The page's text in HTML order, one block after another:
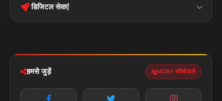
Privacy Policy
पॉलिटिकल झारखण्ड
डिजिटल सेवाएं
न्यूज़ अलर्ट
हमसे जुड़ें 40K+ फॉलोअर्स